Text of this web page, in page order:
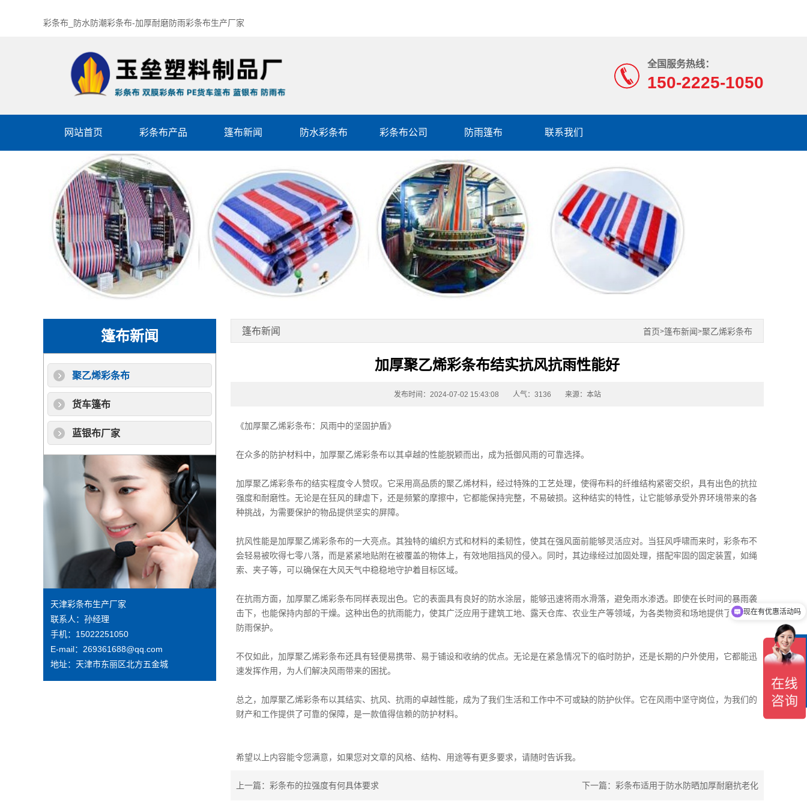
彩条布_防水防潮彩条布-加厚耐磨防雨彩条布生产厂家
全国服务热线：
150-2225-1050
网站首页 彩条布产品 篷布新闻 防水彩条布 彩条布公司 防雨篷布 联系我们
篷布新闻
聚乙烯彩条布
货车篷布
蓝银布厂家
天津彩条布生产厂家
联系人：孙经理
手机：15022251050
E-mail：269361688@qq.com
地址：天津市东丽区北方五金城
篷布新闻 首页>篷布新闻>聚乙烯彩条布
加厚聚乙烯彩条布结实抗风抗雨性能好
发布时间：2024-07-02 15:43:08 人气：3136 来源：本站
《加厚聚乙烯彩条布：风雨中的坚固护盾》
在众多的防护材料中，加厚聚乙烯彩条布以其卓越的性能脱颖而出，成为抵御风雨的可靠选择。
加厚聚乙烯彩条布的结实程度令人赞叹。它采用高品质的聚乙烯材料，经过特殊的工艺处理，使得布料的纤维结构紧密交织，具有出色的抗拉
强度和耐磨性。无论是在狂风的肆虐下，还是频繁的摩擦中，它都能保持完整，不易破损。这种结实的特性，让它能够承受外界环境带来的各
种挑战，为需要保护的物品提供坚实的屏障。
抗风性能是加厚聚乙烯彩条布的一大亮点。其独特的编织方式和材料的柔韧性，使其在强风面前能够灵活应对。当狂风呼啸而来时， 彩条布不
会轻易被吹得七零八落，而是紧紧地贴附在被覆盖的物体上，有效地阻挡风的侵入。同时，其边缘经过加固处理，搭配牢固的固定装置，如绳
索、夹子等，可以确保在大风天气中稳稳地守护着目标区域。
在抗雨方面，加厚聚乙烯彩条布同样表现出色。它的表面具有良好的防水涂层，能够迅速将雨水滑落，避免雨水渗透。即使在长时间的暴雨袭
击下，也能保持内部的干燥。这种出色的抗雨能力，使其广泛应用于建筑工地、露天仓库、农业生产等领域，为各类物资和场地提供了有效的
防雨保护。
不仅如此，加厚聚乙烯彩条布还具有轻便易携带、易于铺设和收纳的优点。无论是在紧急情况下的临时防护，还是长期的户外使用，它都能迅
速发挥作用，为人们解决风雨带来的困扰。
总之，加厚聚乙烯彩条布以其结实、抗风、抗雨的卓越性能，成为了我们生活和工作中不可或缺的防护伙伴。它在风雨中坚守岗位，为我们的
财产和工作提供了可靠的保障，是一款值得信赖的防护材料。
希望以上内容能令您满意，如果您对文章的风格、结构、用途等有更多要求，请随时告诉我。
上一篇： 彩条布的拉强度有何具体要求 下一篇：彩条布适用于防水防晒加厚耐磨抗老化
在
线
服
现在有优惠活动吗